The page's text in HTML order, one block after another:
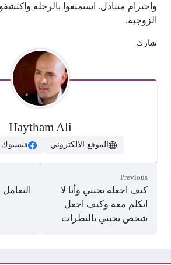
واحترام متبادل. استمتعوا بالرحلة
الزوجية.
شارك
Haytham Ali
الموقع الالكتروني فيسبوك
Previous
كيف اجعله يحبني وأنا لا
اتكلم معه وكيف اجعل
شخص يحبني بالنظرات